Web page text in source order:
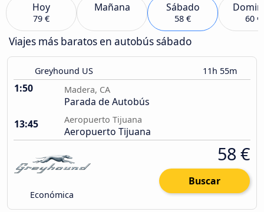
Hoy
79 €
Mañana Sábado
58 € 60 €
Viajes más baratos en autobús sábado
Greyhound US 11h 55m
1:50 Madera, CA
Parada de Autobús
13:45
Aeropuerto Tijuana
Aeropuerto Tijuana
Económica
58 €
Buscar